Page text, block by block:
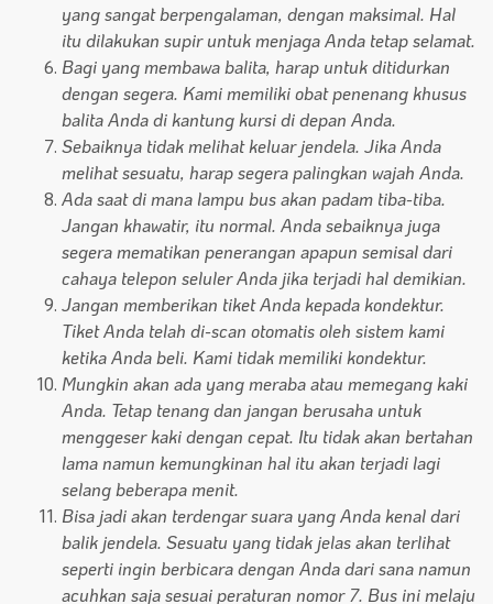
yang sangat berpengalaman, dengan maksimal. Hal
itu dilakukan supir untuk menjaga Anda tetap selamat.
Bagi yang membawa balita, harap untuk ditidurkan
dengan segera. Kami memiliki obat penenang khusus
balita Anda di kantung kursi di depan Anda.
Sebaiknya tidak melihat keluar jendela. Jika Anda
melihat sesuatu, harap segera palingkan wajah Anda.
Ada saat di mana lampu bus akan padam tiba-tiba.
Jangan khawatir, itu normal. Anda sebaiknya juga
segera mematikan penerangan apapun semisal dari
cahaya telepon seluler Anda jika terjadi hal demikian.
Jangan memberikan tiket Anda kepada kondektur.
Tiket Anda telah di-scan otomatis oleh sistem kami
ketika Anda beli. Kami tidak memiliki kondektur.
Mungkin akan ada yang meraba atau memegang kaki
Anda. Tetap tenang dan jangan berusaha untuk
menggeser kaki dengan cepat. Itu tidak akan bertahan
lama namun kemungkinan hal itu akan terjadi lagi
selang beberapa menit.
Bisa jadi akan terdengar suara yang Anda kenal dari
balik jendela. Sesuatu yang tidak jelas akan terlihat
seperti ingin berbicara dengan Anda dari sana namun
acuhkan saja sesuai peraturan nomor 7. Bus ini melaju